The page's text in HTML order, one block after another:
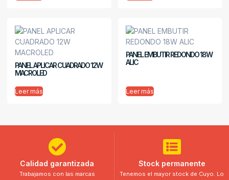
PANEL APLICAR CUADRADO 12W
MACROLED
Leer más
PANEL EMBUTIR REDONDO 18W
ALIC
Leer más
Calidad garantizada
Trabajamos con las marcas
Stock permanente
Tenemos el mayor stock de Cuyo. Lo